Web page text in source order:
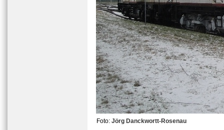
Foto: Jörg Danckwortt-Rosenau